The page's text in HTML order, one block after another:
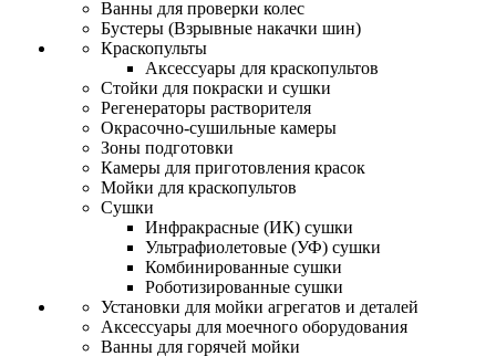
Ванны для проверки колес
Бустеры (Взрывные накачки шин)
Краскопульты
Аксессуары для краскопультов
Стойки для покраски и сушки
Регенераторы растворителя
Окрасочно-сушильные камеры
Зоны подготовки
Камеры для приготовления красок
Мойки для краскопультов
Сушки
Инфракрасные (ИК) сушки
Ультрафиолетовые (УФ) сушки
Комбинированные сушки
Роботизированные сушки
Установки для мойки агрегатов и деталей
Аксессуары для моечного оборудования
Ванны для горячей мойки